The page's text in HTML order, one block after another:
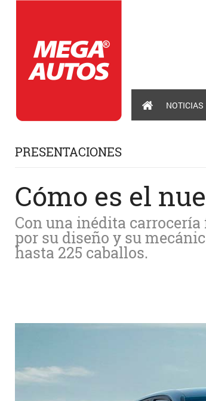
NOTICIAS
PRESENTACIONES
Cómo es el
Con una inédita carrocería
por su diseño y su
hasta 225 caballos.